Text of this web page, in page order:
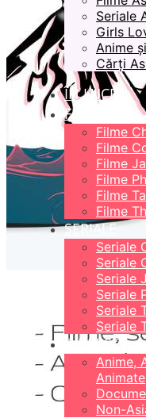
Seriale
Girls
Anime
Cărți
ÎN LUCRU
FILME
Filme
Filme
Filme
Filme
Filme
Filme
SERIALE
Seriale
Seriale
Seriale
Seriale
Seriale
Seriale
DIVERSE
Anime,
Animate
Non-